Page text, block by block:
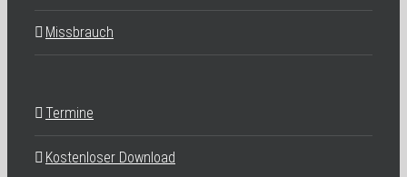
Missbrauch
Termine
Kostenloser Download